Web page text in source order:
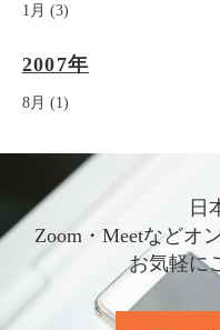
1月 (3)
2007年
8月 (1)
日
Zoom・Meetなどオ
お気軽に